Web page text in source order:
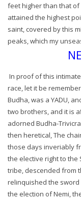
feet higher than that of
attained the highest
saint, covered by this
peaks, which my
In proof of this intimate
race, let it be
Budha, was a YADU,
two brothers, and it is
adorned Budha-
then heretical, The
those days inveriably
the elective right to the
tribe, descended from
relinquished the sword
the election of Nemi,